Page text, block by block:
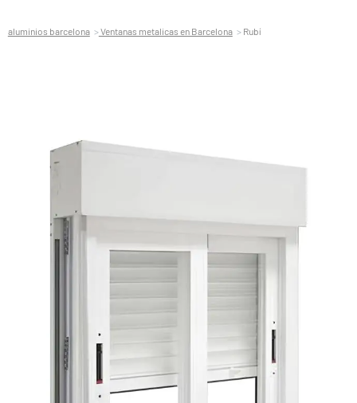
aluminios barcelona Ventanas metalicas en Barcelona Rubí